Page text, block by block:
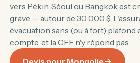
vers Pékin, Séoul ou Bangkok est
grave — autour de 30 000 $.
évacuation sans (ou à fort) plafond
compte, et la CFE n'y répond pas.
Devis pour Mongolie